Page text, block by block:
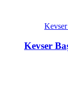
Kevser